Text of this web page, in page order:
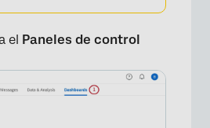
el Paneles de control